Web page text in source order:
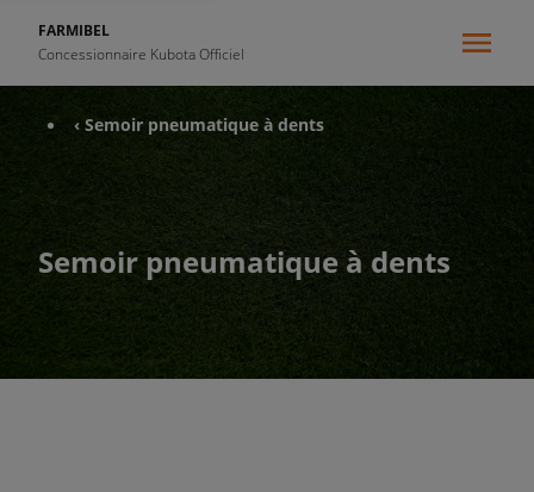
FARMIBEL
Concessionnaire Kubota Officiel
‹ Semoir pneumatique à dents
Semoir pneumatique à dents